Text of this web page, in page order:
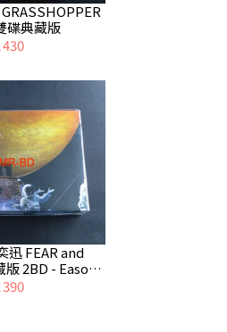
碟典藏版
迅 FEAR and
版 2BD - Eason